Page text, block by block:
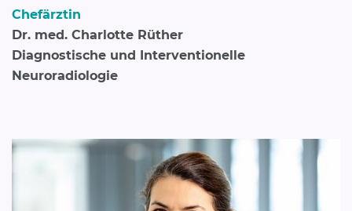
Chefärztin
Dr. med. Charlotte Rüther
Diagnostische und Interventionelle
Neuroradiologie